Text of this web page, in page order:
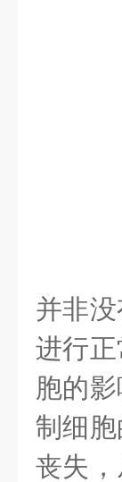
并非
进行
胞的
制细
丧失